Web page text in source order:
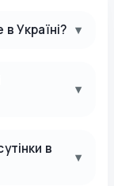
Україні? ▾
▾
в
▾